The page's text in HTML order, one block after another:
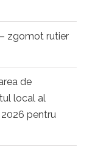
zgomot rutier
de
local al
pentru